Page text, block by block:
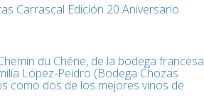
Carrascal Edición 20 Aniversario
du Chêne, de la bodega francesa
López-Peidro (Bodega Chozas
como dos de los mejores vinos de